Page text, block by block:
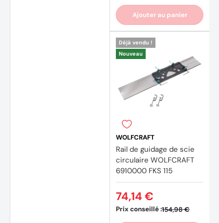
Ajouter au panier
Déjà vendu !
Nouveau
WOLFCRAFT
Rail de guidage de scie
circulaire WOLFCRAFT
6910000 FKS 115
Prix conseillé :154,98 €
74,14 €